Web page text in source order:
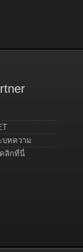
บทความ
ลิกที่นี่